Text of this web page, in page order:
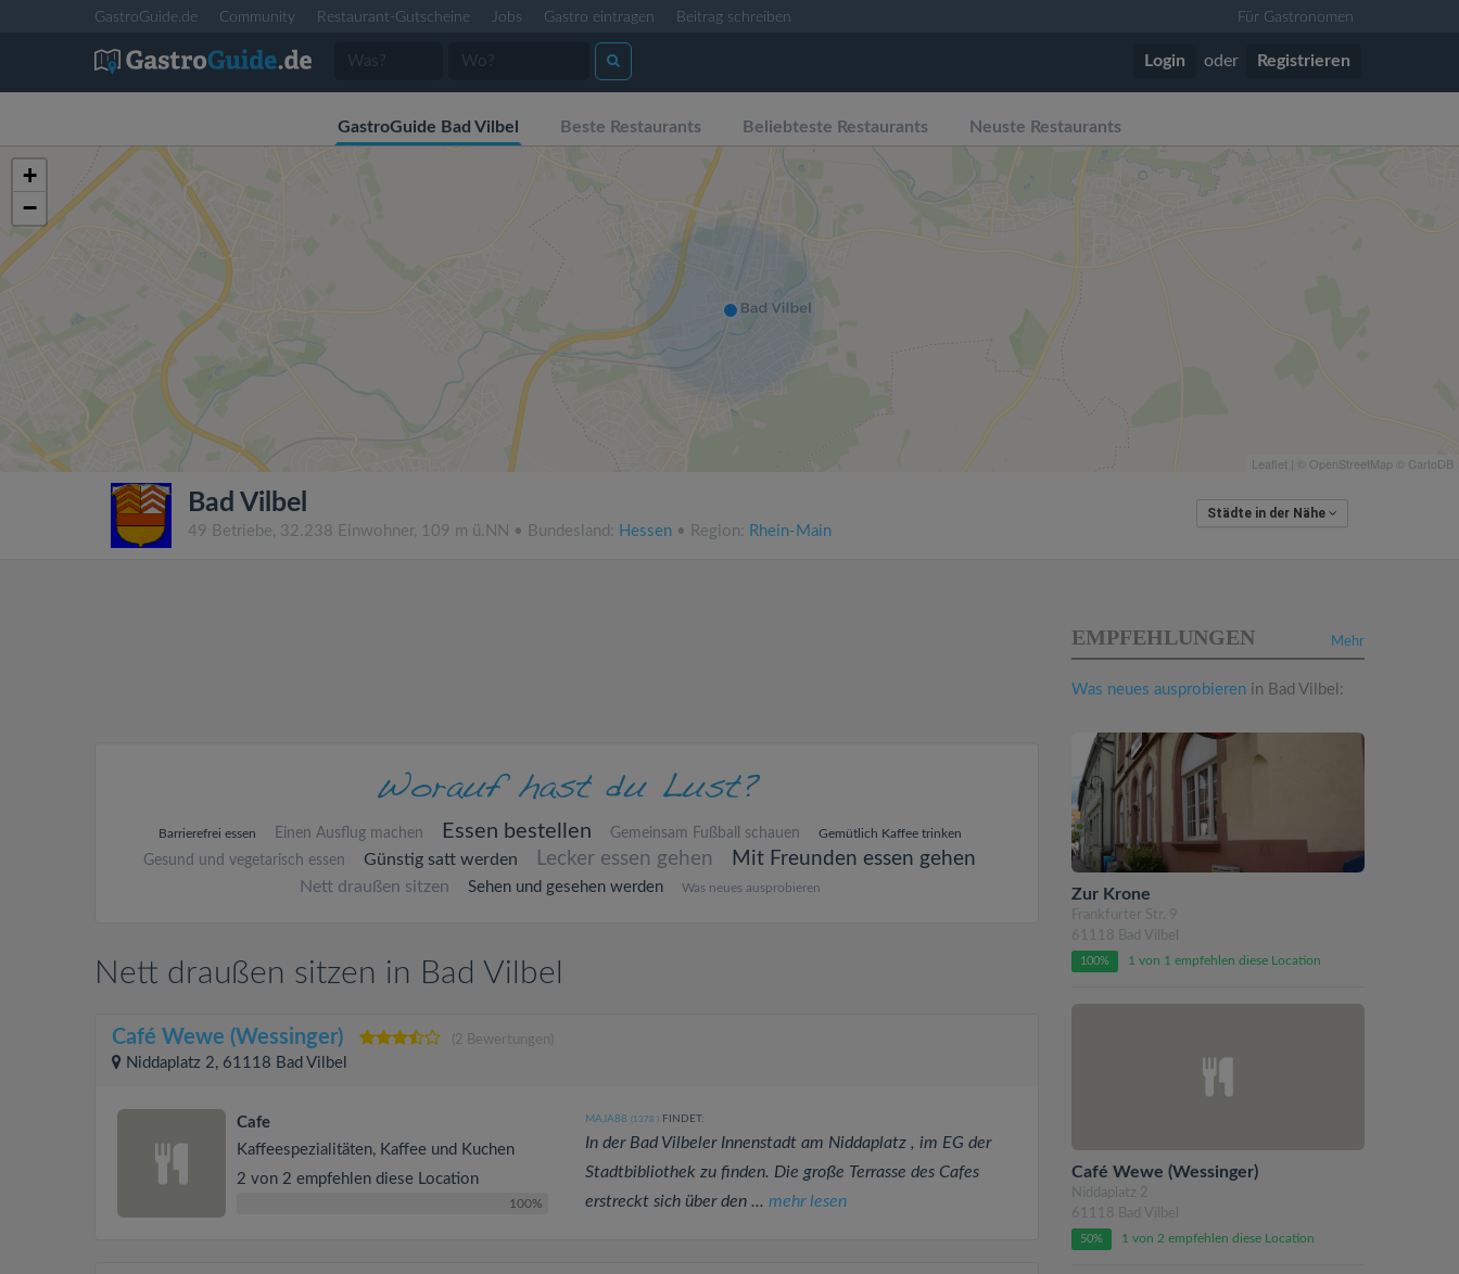
GastroGuide.de Community Restaurant-Gutscheine Jobs Gastro eintragen Beitrag schreiben Für Gastronomen
Login oder Registrieren
GastroGuide Bad Vilbel Beste Restaurants Beliebteste Restaurants Neuste Restaurants
+
−
Leaflet | © OpenStreetMap © CartoDB
Bad Vilbel
49 Betriebe, 32.238 Einwohner, 109 m ü.NN • Bundesland: Hessen • Region: Rhein-Main
Städte in der Nähe
Barrierefrei essen Einen Ausflug machen Essen bestellen Gemeinsam Fußball schauen Gemütlich Kaffee trinken
Gesund und vegetarisch essen Günstig satt werden Lecker essen gehen Mit Freunden essen gehen
Nett draußen sitzen Sehen und gesehen werden Was neues ausprobieren
Nett draußen sitzen in Bad Vilbel
Café Wewe (Wessinger) (2 Bewertungen)
Niddaplatz 2, 61118 Bad Vilbel
Cafe
Kaffeespezialitäten, Kaffee und Kuchen
2 von 2 empfehlen diese Location
100%
MAJA88 (1378 )FINDET:
In der Bad Vilbeler Innenstadt am Niddaplatz , im EG der
Stadtbibliothek zu finden. Die große Terrasse des Cafes
erstreckt sich über den ... mehr lesen
Mehr
EMPFEHLUNGEN
Was neues ausprobieren in Bad Vilbel:
Zur Krone
Frankfurter Str. 9
61118 Bad Vilbel
100% 1 von 1 empfehlen diese Location
Café Wewe (Wessinger)
Niddaplatz 2
61118 Bad Vilbel
50% 1 von 2 empfehlen diese Location